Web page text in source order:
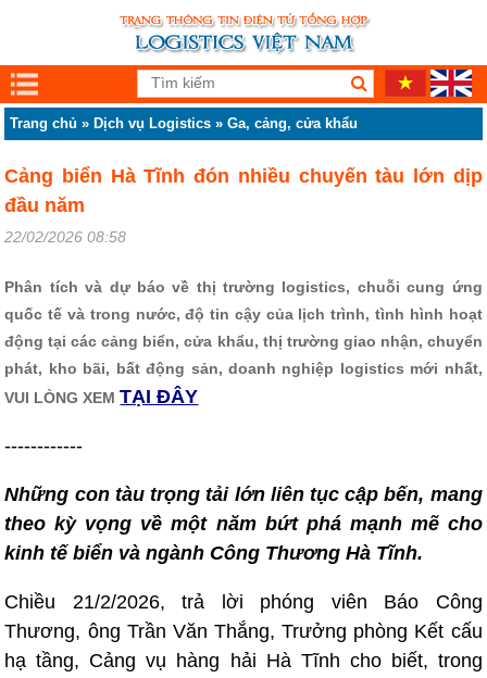
Trang chủ » Dịch vụ Logistics »Ga, cảng, cửa khẩu
Cảng biển Hà Tĩnh đón nhiều chuyến tàu lớn dịp
đầu năm
22/02/2026 08:58
Phân tích và dự báo về thị trường logistics, chuỗi cung ứng
quốc tế và trong nước, độ tin cậy của lịch trình, tình hình hoạt
động tại các cảng biển, cửa khẩu, thị trường giao nhận, chuyển
phát, kho bãi, bất động sản, doanh nghiệp logistics mới nhất,
VUI LÒNG XEM TẠI ĐÂY
------------
Những con tàu trọng tải lớn liên tục cập bến, mang
theo kỳ vọng về một năm bứt phá mạnh mẽ cho
kinh tế biển và ngành Công Thương Hà Tĩnh.
Chiều 21/2/2026, trả lời phóng viên Báo Công
Thương, ông Trần Văn Thắng, Trưởng phòng Kết cấu
hạ tầng, Cảng vụ hàng hải Hà Tĩnh cho biết, trong